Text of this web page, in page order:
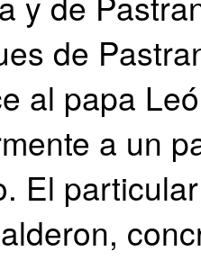
de
al papa
a un
El